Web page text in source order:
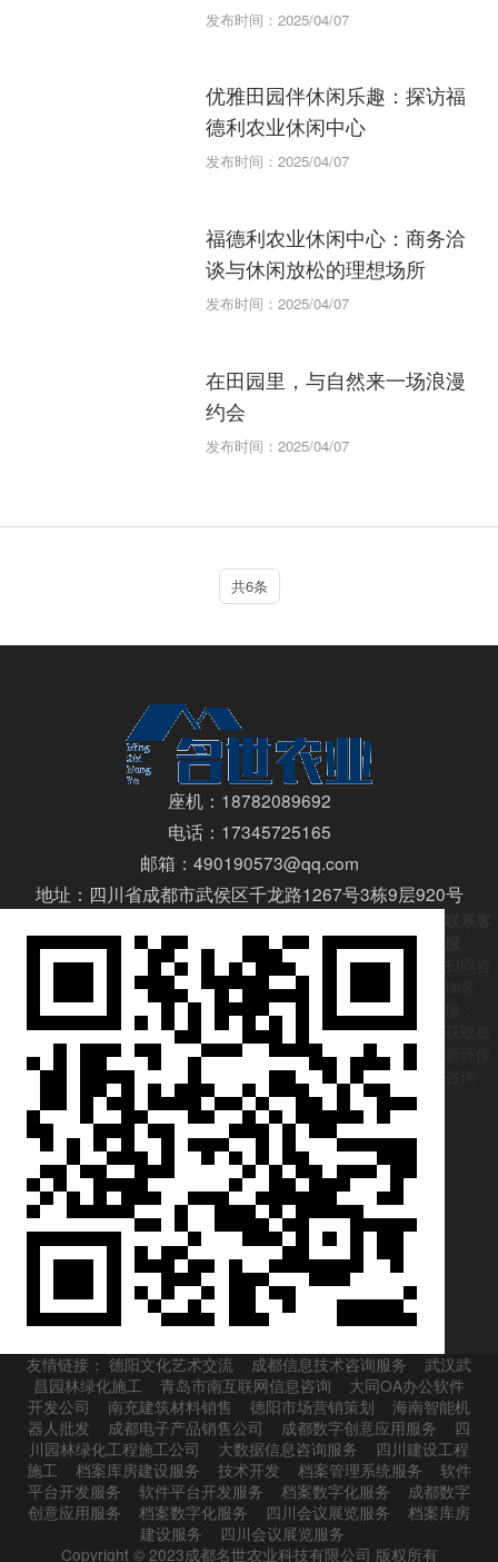
发布时间：2025/04/07
优雅田园伴休闲乐趣：探访福
德利农业休闲中心
发布时间：2025/04/07
福德利农业休闲中心：商务洽
谈与休闲放松的理想场所
发布时间：2025/04/07
在田园里，与自然来一场浪漫
约会
发布时间：2025/04/07
共6条
座机：18782089692
电话：17345725165
邮箱：490190573@qq.com
地址：四川省成都市武侯区千龙路1267号3栋9层920号
友情链接：德阳文化艺术交流 成都信息技术咨询服务
武汉武
昌园林绿化施工
青岛市南互联网信息咨询
大同OA办公软件
开发公司
南充建筑材料销售 德阳市场营销策划
海南智能机
器人批发
成都电子产品销售公司 成都数字创意应用服务
四
川园林绿化工程施工公司
大数据信息咨询服务
四川建设工程
施工
档案库房建设服务 技术开发 档案管理系统服务
软件
平台开发服务
软件平台开发服务 档案数字化服务
成都数字
创意应用服务
档案数字化服务 四川会议展览服务
档案库房
建设服务
四川会议展览服务
Copyright © 2023成都名世农业科技有限公司 版权所有